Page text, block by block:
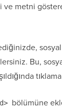
metni
Bu,
bölümüne